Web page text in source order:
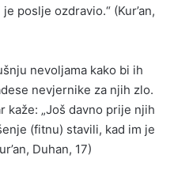
poslje ozdravio.“ (Kur’an,
nevoljama kako bi ih
nevjernike za njih zlo.
kaže: „Još davno prije njih
(fitnu) stavili, kad im je
Duhan, 17)